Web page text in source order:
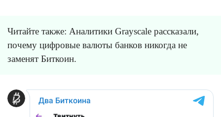
Читайте также: Аналитики Grayscale рассказали,
почему цифровые валюты банков никогда не
заменят Биткоин.